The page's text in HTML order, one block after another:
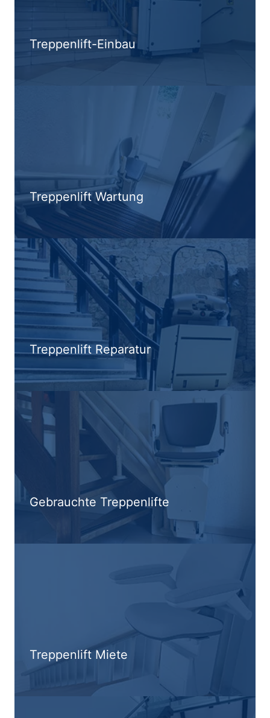
Treppenlift-Einbau
Treppenlift Wartung
Treppenlift Reparatur
Gebrauchte Treppenlifte
Treppenlift Miete